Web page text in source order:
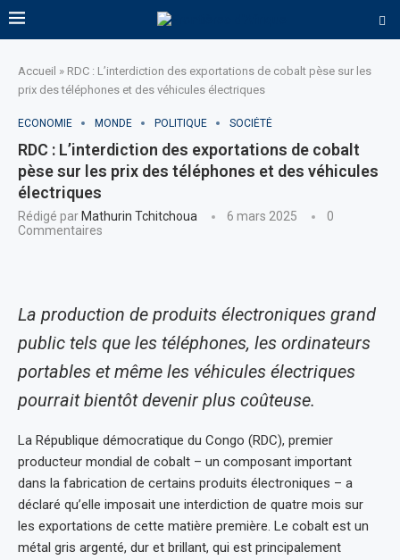
Accueil » RDC : L’interdiction des exportations de cobalt pèse sur les
prix des téléphones et des véhicules électriques
ECONOMIE MONDE POLITIQUE SOCIÉTÉ
RDC : L’interdiction des exportations de cobalt
pèse sur les prix des téléphones et des véhicules
électriques
Rédigé par Mathurin Tchitchoua 6 mars 2025
0
Commentaires
La production de produits électroniques grand
public tels que les téléphones, les ordinateurs
portables et même les véhicules électriques
pourrait bientôt devenir plus coûteuse.
La République démocratique du Congo (RDC), premier
producteur mondial de cobalt – un composant important
dans la fabrication de certains produits électroniques – a
déclaré qu’elle imposait une interdiction de quatre mois sur
les exportations de cette matière première. Le cobalt est un
métal gris argenté, dur et brillant, qui est principalement